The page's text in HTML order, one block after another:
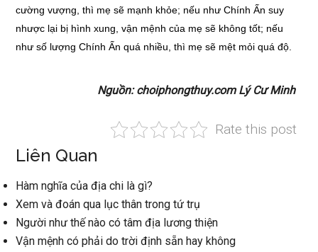
cường vượng, thì mẹ sẽ mạnh khỏe; nếu như Chính Ấn suy
nhược lại bị hình xung, vận mệnh của mẹ sẽ không tốt; nếu
như số lượng Chính Ấn quá nhiều, thì mẹ sẽ mệt mỏi quá độ.
Nguồn: choiphongthuy.com Lý Cư Minh
Rate this post
Liên Quan
Hàm nghĩa của địa chi là gì?
Xem và đoán qua lục thân trong tứ trụ
Người như thế nào có tâm địa lương thiện
Vận mệnh có phải do trời định sẵn hay không